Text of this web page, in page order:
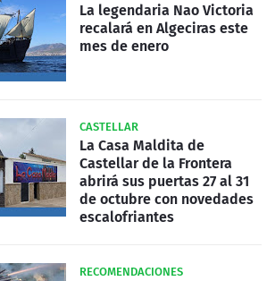
La legendaria Nao Victoria
recalará en Algeciras este
mes de enero
CASTELLAR
La Casa Maldita de
Castellar de la Frontera
abrirá sus puertas 27 al 31
de octubre con novedades
escalofriantes
RECOMENDACIONES